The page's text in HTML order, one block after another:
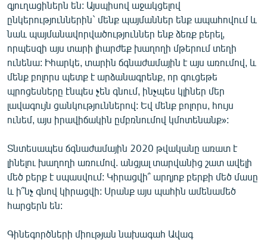
գյուղացիներն են: Այսպիսով աջակցելով
ընկերություններին` մենք պայմաններ ենք ապահովում և
նաև պայմանավորվածություններ ենք ձեռք բերել,
որպեսզի այս տարի լիարժեք խաղողի մթերում տեղի
ունենա: Իհարկե, տարին ճգնաժամային է այս առումով, և
մենք բոլորս պետք է արձանագրենք, որ գուցեթե
պրոցեսները էնպես չեն գնում, ինչպես կլիներ մեր
լավագույն ցանկություններով: Եվ մենք բոլորս, հույս
ունեմ, այս իրավիճակին ըմբռնումով կմոտենանք»:
Տնտեսապես ճգնաժամային 2020 թվականը առատ է
լինելու խաղողի առումով. անցյալ տարվանից շատ ավելի
մեծ բերք է սպասվում: Կիրացվի՞ արդյոք բերքի մեծ մասը
և ի՞նչ գնով կիրացվի: Սրանք այս պահին ամենամեծ
հարցերն են:
Գինեգործների միության նախագահ Ավագ